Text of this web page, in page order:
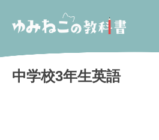
中学校3年生英語